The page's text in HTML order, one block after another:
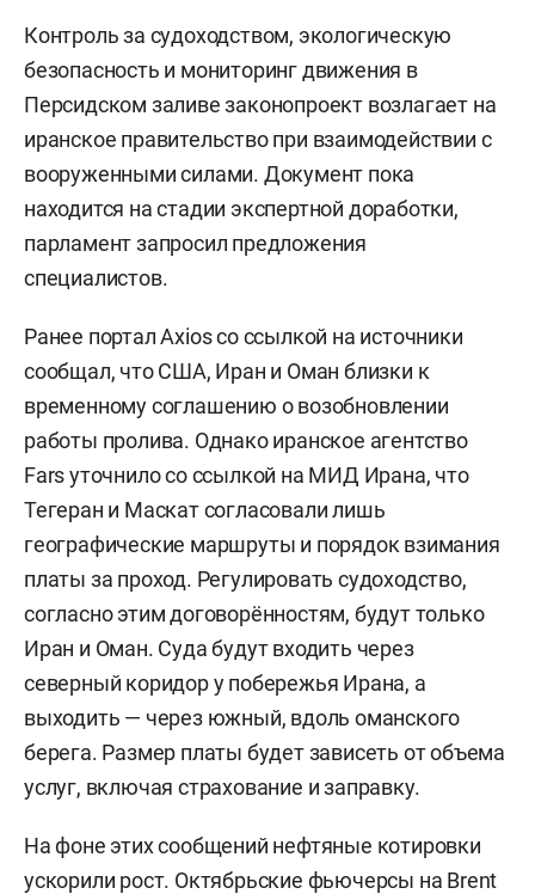
Контроль за судоходством, экологическую
безопасность и мониторинг движения в
Персидском заливе законопроект возлагает на
иранское правительство при взаимодействии с
вооруженными силами. Документ пока
находится на стадии экспертной доработки,
парламент запросил предложения
специалистов.
Ранее портал Axios со ссылкой на источники
сообщал, что США, Иран и Оман близки к
временному соглашению о возобновлении
работы пролива. Однако иранское агентство
Fars уточнило со ссылкой на МИД Ирана, что
Тегеран и Маскат согласовали лишь
географические маршруты и порядок взимания
платы за проход. Регулировать судоходство,
согласно этим договорённостям, будут только
Иран и Оман. Суда будут входить через
северный коридор у побережья Ирана, а
выходить — через южный, вдоль оманского
берега. Размер платы будет зависеть от объема
услуг, включая страхование и заправку.
На фоне этих сообщений нефтяные котировки
ускорили рост. Октябрьские фьючерсы на Brent